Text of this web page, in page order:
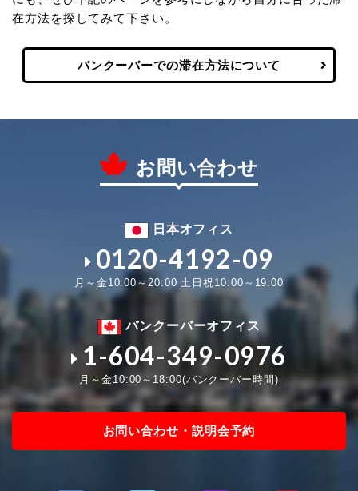
在方法を探してみて下さい。
バンクーバーでの滞在方法について
お問い合わせ
日本オフィス
0120-4192-09
月～金10:00～20:00 土日祝10:00～19:00
バンクーバーオフィス
1-604-349-0976
月～金10:00～18:00(バンクーバー時間)
お問い合わせ・説明会予約